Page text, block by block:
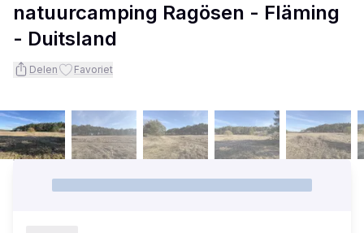
natuurcamping Ragösen - Fläming
- Duitsland
Delen Favoriet